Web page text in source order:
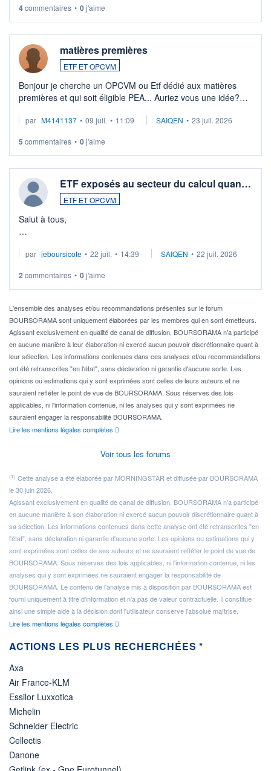
4commentaires • 0j'aime
matières premières
ETF ET OPCVM
Bonjour je cherche un OPCVM ou Etf dédié aux matières
premières et qui soit éligible PEA... Auriez vous une idée?
par M4141137 • 09 juil. • 11:09 SAIQEN • 23 juil. 2026
5 commentaires • 0j'aime
ETF exposés au secteur du calcul quan…
ETF ET OPCVM
Salut à tous,
via un ETF plutôt que des actions individuelles.
Idéalement, je voudrais qu'il soit éligible au PEA.
Pour l' ...
par jeboursicote • 22 juil. • 14:39 SAIQEN • 22 juil. 2026
2 commentaires • 0j'aime
L'ensemble des analyses et/ou recommandations présentes sur le forum
BOURSORAMA sont uniquement élaborées par les membres qui en sont émetteurs.
Agissant exclusivement en qualité de canal de diffusion, BOURSORAMA n'a participé
en aucune manière à leur élaboration ni exercé aucun pouvoir discrétionnaire quant à
leur sélection. Les informations contenues dans ces analyses et/ou recommandations
ont été retranscrites "en l'état", sans déclaration ni garantie d'aucune sorte. Les
opinions ou estimations qui y sont exprimées sont celles de leurs auteurs et ne
sauraient refléter le point de vue de BOURSORAMA. Sous réserves des lois
applicables, ni l'information contenue, ni les analyses qui y sont exprimées ne
sauraient engager la responsabilité BOURSORAMA.
Lire les mentions légales complètes
Voir tous les forums
(1) Cette analyse a été élaborée par MORNINGSTAR et diffusée par BOURSORAMA
le 30 juin 2026.
Agissant exclusivement en qualité de canal de diffusion, BOURSORAMA n'a participé
en aucune manière à son élaboration ni exercé aucun pouvoir discrétionnaire quant à
sa sélection. Les informations contenues dans cette analyse ont été retranscrites "en
l'état", sans déclaration ni garantie d'aucune sorte. Les opinions ou estimations qui y
sont exprimées sont celles de ses auteurs et ne sauraient refléter le point de vue de
BOURSORAMA. Sous réserves des lois applicables, ni l'information contenue, ni les
analyses qui y sont exprimées ne sauraient engager la responsabilité de
BOURSORAMA. Le contenu de l'analyse mis à disposition par BOURSORAMA est
fourni uniquement à titre d'information et n'a pas de valeur contractuelle. Il constitue
ainsi une simple aide à la décision dont l'utilisateur conserve l'absolue maîtrise.
Lire les mentions légales complètes
ACTIONS LES PLUS RECHERCHÉES *
Axa
Air France-KLM
Essilor Luxxotica
Michelin
Schneider Electric
Cellectis
Danone